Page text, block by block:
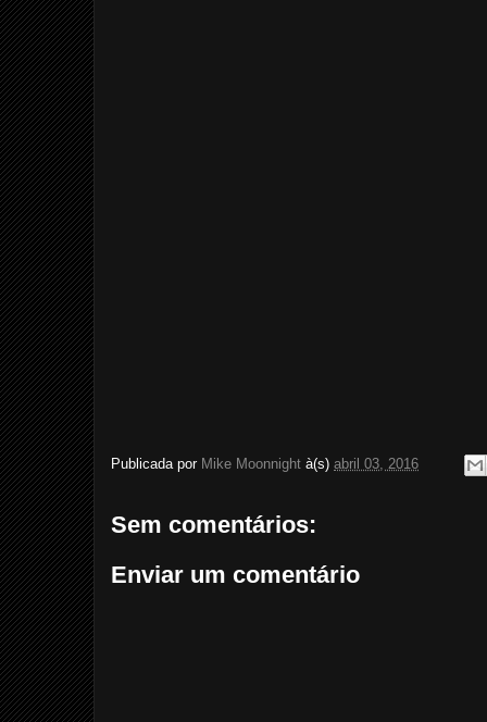
Publicada por Mike Moonnight à(s) abril 03, 2016
Sem comentários:
Enviar um comentário